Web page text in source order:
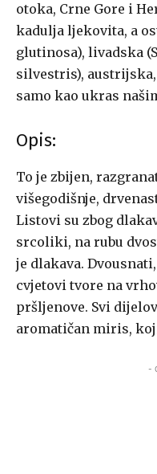
otoka, Crne Gore i
kadulja ljekovita, a
glutinosa), livadska
silvestris),
samo kao ukras
Opis:
To je zbijen,
višegodišnje,
Listovi su zbog
srcoliki, na rubu
je dlakava.
cvjetovi tvore na
pršljenove. Svi
aromatičan miris,
-